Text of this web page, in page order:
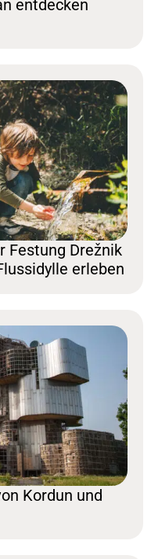
entdecken
Festung Drežnik
erleben
Kordun und